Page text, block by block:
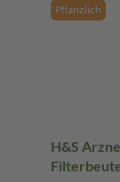
Pflanzlich
H&S